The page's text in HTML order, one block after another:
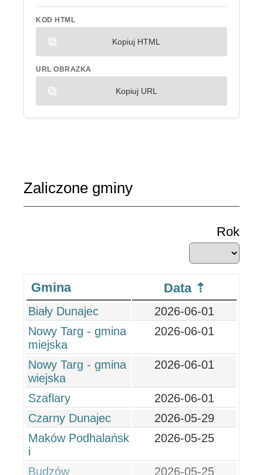
KOD HTML
Kopiuj HTML
URL OBRAZKA
Kopiuj URL
Zaliczone gminy
Rok
Gmina Data
Biały Dunajec
2026-06-01
Nowy Targ - gmina
miejska
2026-06-01
Nowy Targ - gmina
wiejska
2026-06-01
Szaflary
2026-06-01
Czarny Dunajec
2026-05-29
Maków Podhalańsk
i
2026-05-25
Budzów 2026-05-25